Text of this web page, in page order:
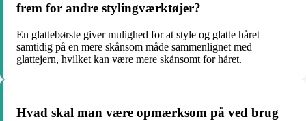
frem for andre stylingværktøjer?
En glattebørste giver mulighed for at style og glatte håret
samtidig på en mere skånsom måde sammenlignet med
glattejern, hvilket kan være mere skånsomt for håret.
Hvad skal man være opmærksom på ved brug